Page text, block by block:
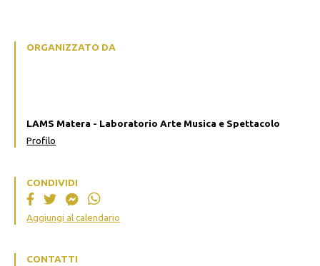
ORGANIZZATO DA
LAMS Matera - Laboratorio Arte Musica e Spettacolo
Profilo
CONDIVIDI
Aggiungi al calendario
CONTATTI